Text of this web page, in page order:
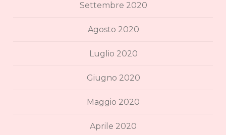
Settembre 2020
Agosto 2020
Luglio 2020
Giugno 2020
Maggio 2020
Aprile 2020